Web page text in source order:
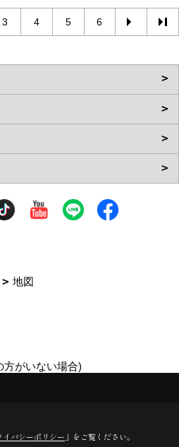
3 4 5 6
地図
方がいない場合)
Reserved.
イバシーポリシー 」をご覧ください。